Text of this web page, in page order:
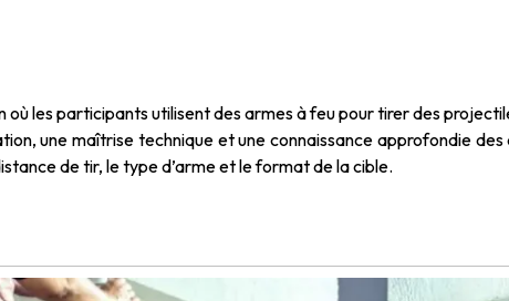
où les participants utilisent des armes à feu pour tirer des
une maîtrise technique et une connaissance approfondie
de tir, le type d’arme et le format de la cible.